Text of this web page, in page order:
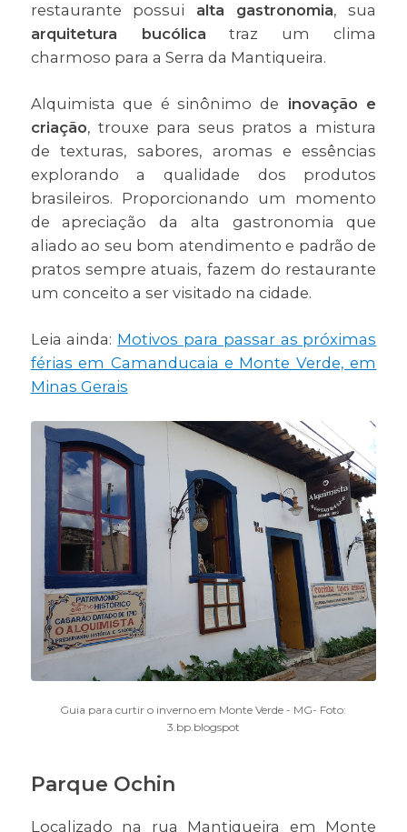
restaurante possui alta gastronomia, sua
arquitetura bucólica traz um clima
charmoso para a Serra da Mantiqueira.
Alquimista que é sinônimo de inovação e
criação, trouxe para seus pratos a mistura
de texturas, sabores, aromas e essências
explorando a qualidade dos produtos
brasileiros. Proporcionando um momento
de apreciação da alta gastronomia que
aliado ao seu bom atendimento e padrão de
pratos sempre atuais, fazem do restaurante
um conceito a ser visitado na cidade.
Leia ainda: Motivos para passar as próximas
férias em Camanducaia e Monte Verde, em
Minas Gerais
Guia para curtir o inverno em Monte Verde - MG- Foto:
3.bp.blogspot
Parque Ochin
Localizado na rua Mantiqueira em Monte